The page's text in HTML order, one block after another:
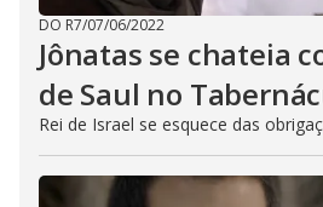
DO R7/07/06/2022
Jônatas se chateia
de Saul no
Rei de Israel se esquece das